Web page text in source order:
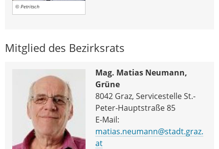
© Petritsch
Mitglied des Bezirksrats
Mag. Matias Neumann,
Grüne
8042 Graz, Servicestelle St.-
Peter-Hauptstraße 85
E-Mail:
matias.neumann@stadt.graz.
at